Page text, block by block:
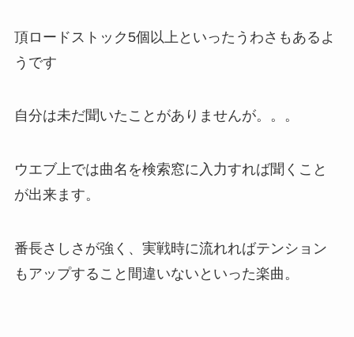
頂ロードストック5個以上といったうわさもあるよ
うです
自分は未だ聞いたことがありませんが。。。
ウエブ上では曲名を検索窓に入力すれば聞くこと
が出来ます。
番長さしさが強く、実戦時に流れればテンション
もアップすること間違いないといった楽曲。